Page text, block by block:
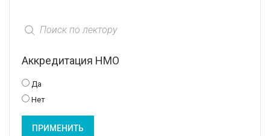
Аккредитация НМО
Да
Нет